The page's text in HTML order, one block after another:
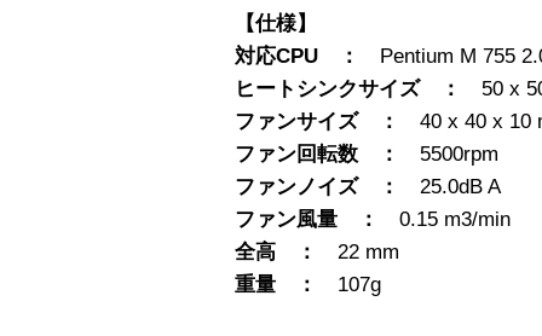
【仕様】
対応CPU ： Pentium M 755
ヒートシンクサイズ ： 50 x
ファンサイズ ： 40 x 40 x 10
ファン回転数 ： 5500rpm
ファンノイズ ： 25.0dB A
ファン風量 ： 0.15 m3/min
全高 ： 22 mm
重量 ： 107g